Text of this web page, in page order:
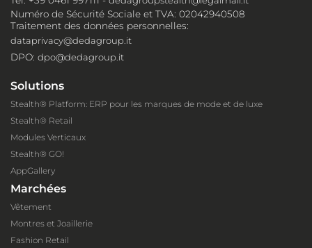
Numéro de Sécurité Sociale et TVA: 02042940508
Traitement des données personnelles:
dataprivacy@dedagroup.it
DPO: dpo@dedagroup.it
Solutions
Stealth® Platform: ERP pour les marques de mode et de luxe
Stealth® Retail
Modules Verticaux
Stealth® GO!
AppGallery
Marchées
Vêtement
Montres et Joaillerie
Fashion Retail